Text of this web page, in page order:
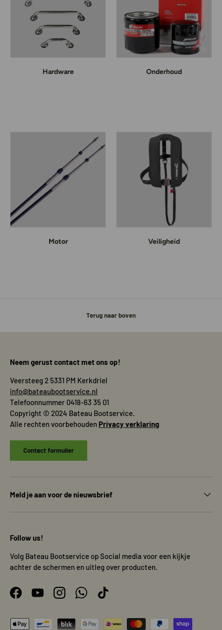
Hardware Onderhoud
Motor Veiligheid
Terug naar boven
Neem gerust contact met ons op!
Veersteeg 2 5331 PM Kerkdriel
info@bateaubootservice.nl
Telefoonnummer 0418-63 35 01
Copyright © 2024 Bateau Bootservice.
Alle rechten voorbehouden Privacy verklaring
Contact formulier
Meld je aan voor de nieuwsbrief
Follow us!
Volg Bateau Bootservice op Social media voor een kijkje
achter de schermen en uitleg over producten.
FacebookYouTubeInstagramWhatsAppTikTok
Geaccepteerde betaalmethoden